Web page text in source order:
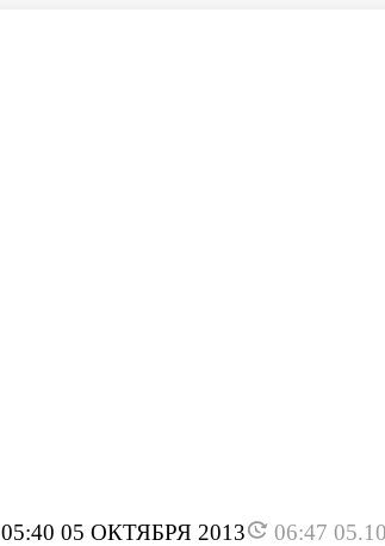
05:40 05 ОКТЯБРЯ 2013 06:47